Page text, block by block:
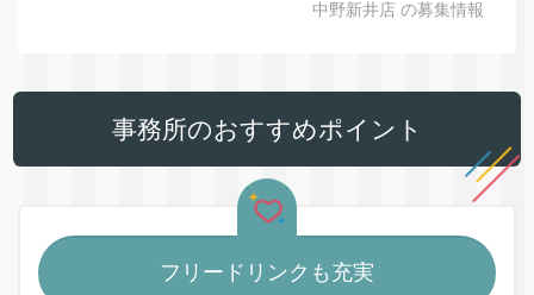
中野新井店 の募集情報
事務所のおすすめポイント
フリードリンクも充実